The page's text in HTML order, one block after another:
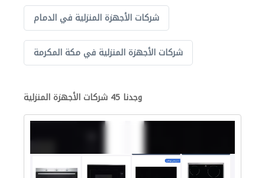
شركات الأجهزة المنزلية في الدمام
شركات الأجهزة المنزلية في مكة المكرمة
وجدنا 45 شركات الأجهزة المنزلية